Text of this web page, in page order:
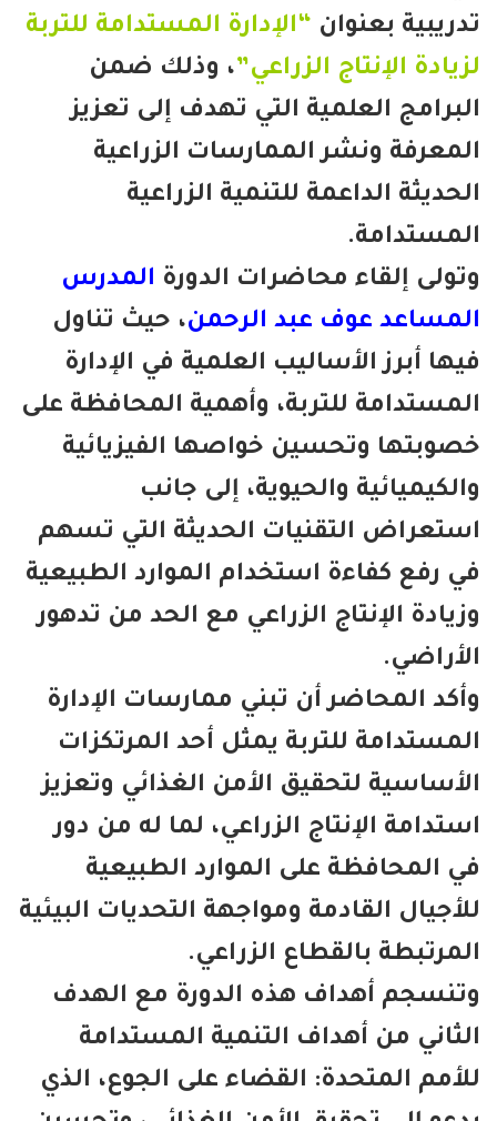
بعنوان“الإدارة المستدامة للتربة
الإنتاج الزراعي”، وذلك ضمن
العلمية التي تهدف إلى تعزيز
ونشر الممارسات الزراعية
الداعمة للتنمية الزراعية
إلقاء محاضرات الدورةالمدرس
عوف عبد الرحمن، حيث تناول
أبرز الأساليب العلمية في الإدارة
للتربة، وأهمية المحافظة على
وتحسين خواصها الفيزيائية
والحيوية، إلى جانب
التقنيات الحديثة التي تسهم
رفع كفاءة استخدام الموارد الطبيعية
الإنتاج الزراعي مع الحد من تدهور
المحاضر أن تبني ممارسات الإدارة
للتربة يمثل أحد المرتكزات
لتحقيق الأمن الغذائي وتعزيز
الإنتاج الزراعي، لما له من دور
المحافظة على الموارد الطبيعية
القادمة ومواجهة التحديات البيئية
بالقطاع الزراعي.
أهداف هذه الدورة مع الهدف
من أهداف التنمية المستدامة
المتحدة: القضاء على الجوع، الذي